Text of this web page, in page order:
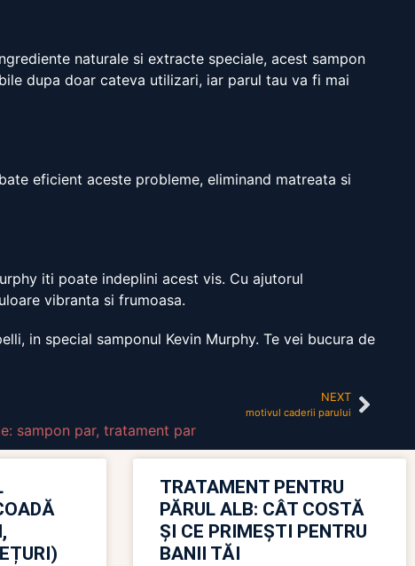
naturale si extracte speciale, acest sampon
dupa doar cateva utilizari, iar parul tau va fi mai
eficient aceste probleme, eliminand matreata si
iti poate indeplini acest vis. Cu ajutorul
vibranta si frumoasa.
in special samponul Kevin Murphy. Te vei bucura de
NEXT
motivul caderii parului
sampon par, tratament par
TRATAMENT PENTRU
PĂRUL ALB: CÂT COSTĂ
ȘI CE PRIMEȘTI PENTRU
BANII TĂI